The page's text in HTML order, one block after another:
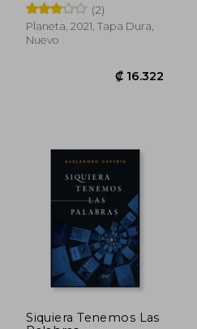
₡ 13.233
(2)
Planeta, 2021, Tapa Dura,
Nuevo
Siquiera Tenemos Las